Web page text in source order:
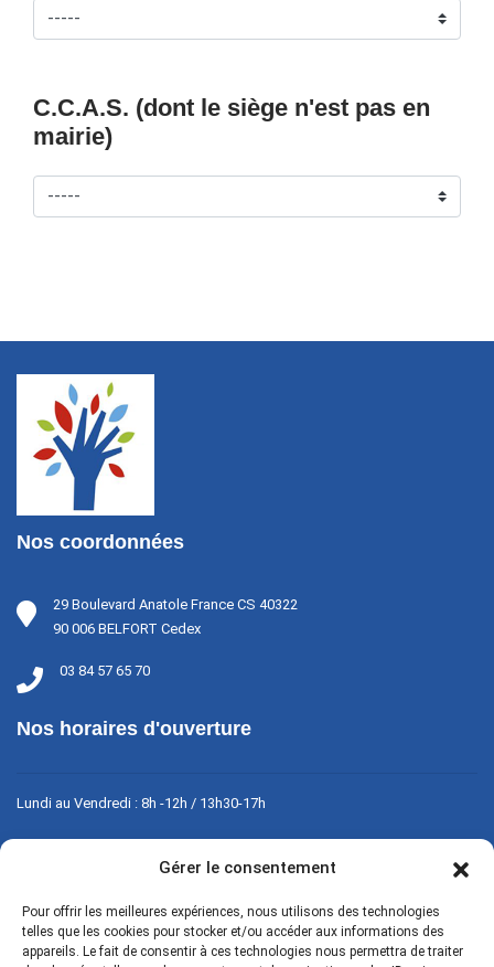
Gérer le consentement
Pour offrir les meilleures expériences, nous utilisons des technologies
telles que les cookies pour stocker et/ou accéder aux informations des
appareils. Le fait de consentir à ces technologies nous permettra de traiter
C.C.A.S. (dont le siège n'est pas en
mairie)
Nos coordonnées
29 Boulevard Anatole France CS 40322
90 006 BELFORT Cedex
03 84 57 65 70
Nos horaires d'ouverture
Lundi au Vendredi : 8h -12h / 13h30-17h
Contact